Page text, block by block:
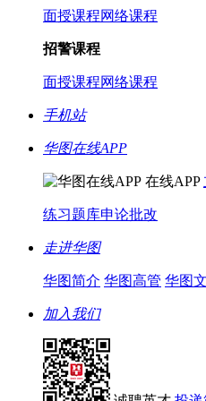
面授课程网络课程
招警课程
面授课程网络课程
手机站
华图在线APP
在线APP
练习题库申论批改
走进华图
华图简介 华图高管 华图
加入我们